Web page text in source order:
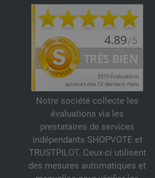
Notre société collecte les
évaluations via les
prestataires de services
indépendants SHOPVOTE et
TRUSTPILOT. Ceux-ci utilisent
des mesures automatiques et